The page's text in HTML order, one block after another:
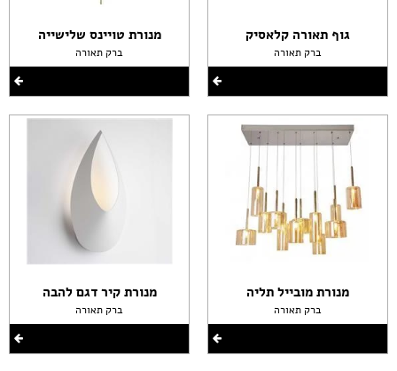
גוף תאורה קלאסיק
ברק תאורה
מנורת מובייל תליה
ברק תאורה
מנורת טויינס שלישייה
ברק תאורה
מנורת קיר דגם להבה
ברק תאורה